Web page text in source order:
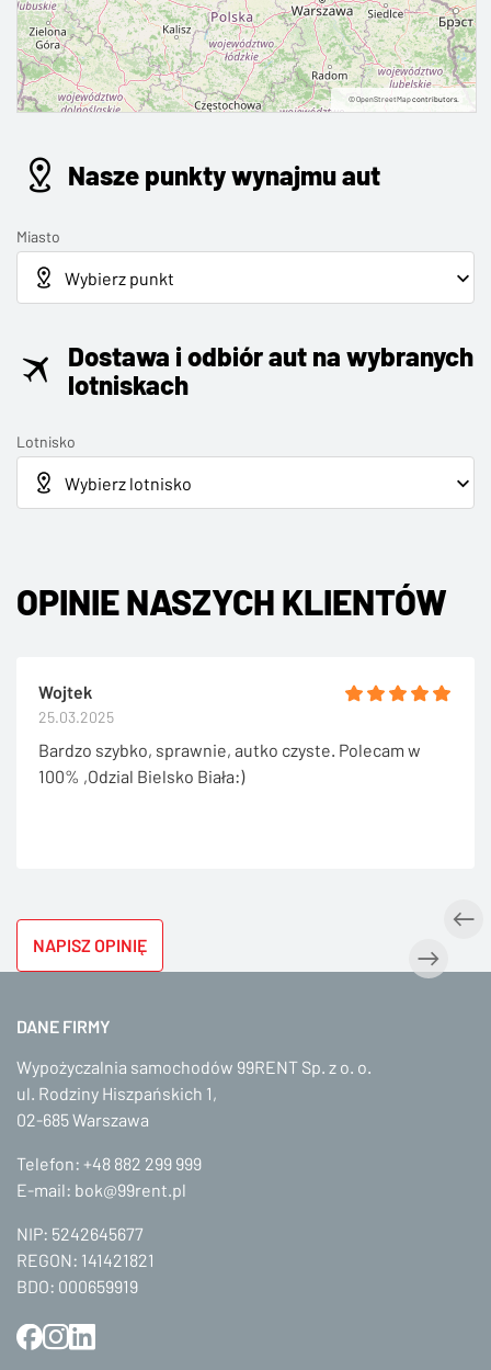
©OpenStreetMapcontributors.
Nasze punkty wynajmu aut
Miasto
Dostawa i odbiór aut na wybranych
lotniskach
Lotnisko
NAPISZ OPINIĘ
OPINIE NASZYCH KLIENTÓW
Wojtek
25.03.2025
Bardzo szybko, sprawnie, autko czyste. Polecam w
100% ,Odzial Bielsko Biała:)
DANE FIRMY
Wypożyczalnia samochodów 99RENT Sp. z o. o.
ul. Rodziny Hiszpańskich 1,
02-685 Warszawa
Telefon: +48 882 299 999
E-mail: bok@99rent.pl
NIP: 5242645677
REGON: 141421821
BDO: 000659919